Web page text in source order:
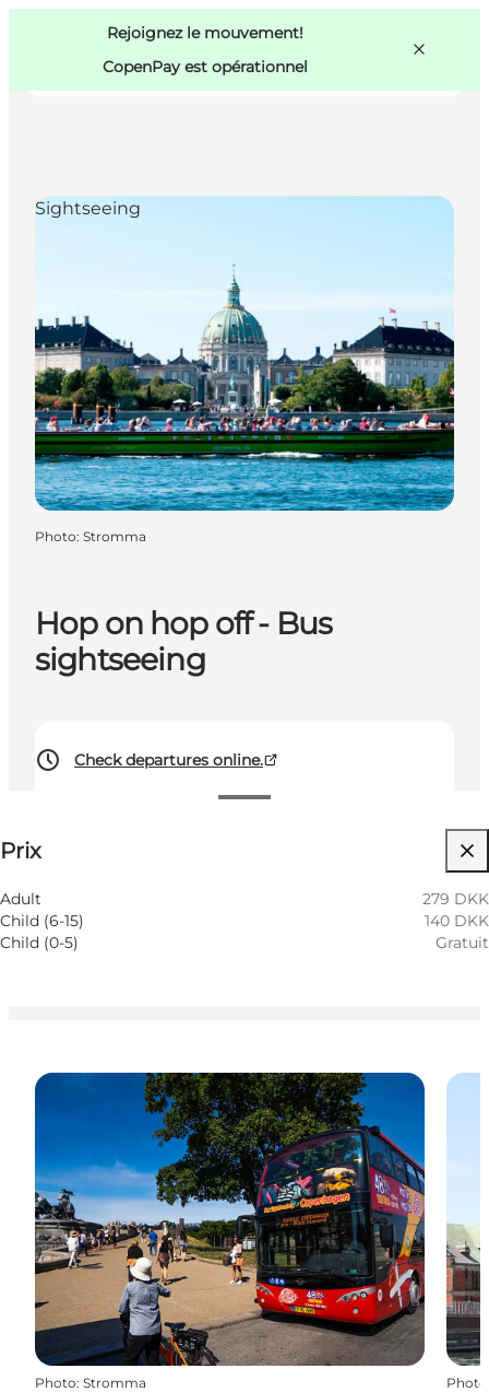
Rejoignez le mouvement!
CopenPay est opérationnel
Copenhague
Hop on hop off - Bus
sightseeing
Check departures online.
Prix
Adult
279 DKK
Child (6-15)
140 DKK
Child (0-5)
Gratuit
Sightseeing
Photo: Stromma
Photo: Stromma Photo